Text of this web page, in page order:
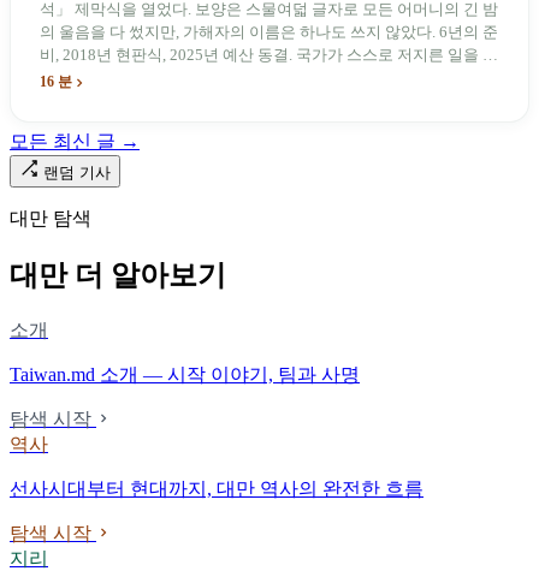
석」 제막식을 열었다. 보양은 스물여덟 글자로 모든 어머니의 긴 밤
의 울음을 다 썼지만, 가해자의 이름은 하나도 쓰지 않았다. 6년의 준
비, 2018년 현판식, 2025년 예산 동결. 국가가 스스로 저지른 일을 기
념하기 위해 스스로 세운 박물관. 계엄 해제 39년 동안 사법 재판을
16 분
모든 최신 글 →
랜덤 기사
대만 탐색
대만 더 알아보기
소개
Taiwan.md 소개 — 시작 이야기, 팀과 사명
탐색 시작
역사
선사시대부터 현대까지, 대만 역사의 완전한 흐름
탐색 시작
지리